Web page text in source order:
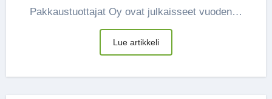
Pakkaustuottajat Oy ovat julkaisseet vuoden…
Lue artikkeli